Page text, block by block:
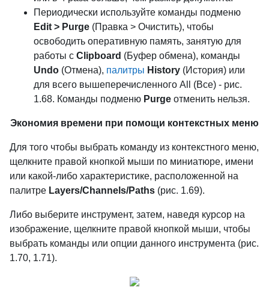
Периодически используйте команды подменю
Edit > Purge (Правка > Очистить), чтобы
освободить оперативную память, занятую для
работы с Clipboard (Буфер обмена), команды
Undo (Отмена), палитры History (История) или
для всего вышеперечисленного All (Все) - рис.
1.68. Команды подменю Purge отменить нельзя.
Экономия времени при помощи контекстных меню
Для того чтобы выбрать команду из контекстного меню,
щелкните правой кнопкой мыши по миниатюре, имени
или какой-либо характеристике, расположенной на
палитре Layers/Channels/Paths (рис. 1.69).
Либо выберите инструмент, затем, наведя курсор на
изображение, щелкните правой кнопкой мыши, чтобы
выбрать команды или опции данного инструмента (рис.
1.70, 1.71).